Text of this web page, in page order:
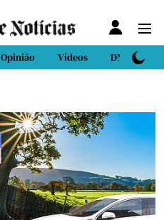
Opinião Vídeos DN Sport